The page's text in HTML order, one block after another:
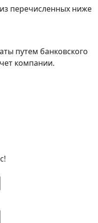
перечисленных ниже
путем банковского
компании.